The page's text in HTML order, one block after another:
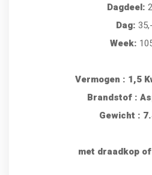
Dagdeel:
Dag: 35,-
Week:
Vermogen : 1,5
Brandstof :
Gewicht :
met draadkop